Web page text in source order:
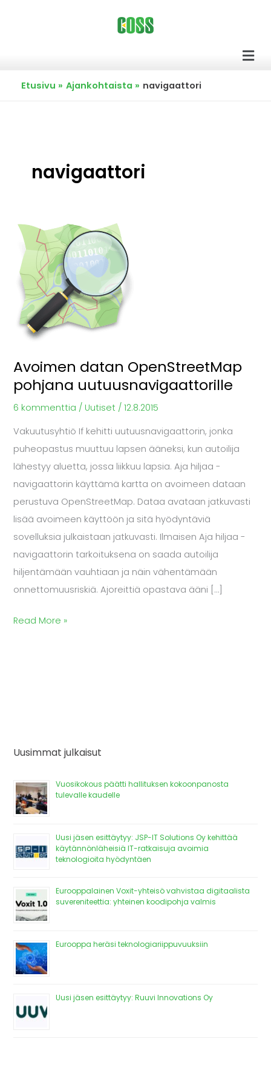
Etusivu Ajankohtaista navigaattori
navigaattori
Avoimen datan OpenStreetMap
pohjana uutuusnavigaattorille
6 kommenttia / Uutiset /12.8.2015
Vakuutusyhtiö If kehitti uutuusnavigaattorin, jonka
puheopastus muuttuu lapsen ääneksi, kun autoilija
lähestyy aluetta, jossa liikkuu lapsia. Aja hiljaa -
navigaattorin käyttämä kartta on avoimeen dataan
perustuva OpenStreetMap. Dataa avataan jatkuvasti
lisää avoimeen käyttöön ja sitä hyödyntäviä
sovelluksia julkaistaan jatkuvasti. Ilmaisen Aja hiljaa -
navigaattorin tarkoituksena on saada autoilija
hiljentämään vauhtiaan ja näin vähentämään
onnettomuusriskiä. Ajoreittiä opastava ääni […]
Avoimen
datan
OpenStreetMap
pohjana
uutuusnavigaattorille
Read More »
Uusimmat julkaisut
Vuosikokous päätti hallituksen kokoonpanosta
tulevalle kaudelle
Uusi jäsen esittäytyy: JSP-IT Solutions Oy kehittää
käytännönläheisiä IT-ratkaisuja avoimia
teknologioita hyödyntäen
Eurooppalainen Voxit-yhteisö vahvistaa digitaalista
suvereniteettia: yhteinen koodipohja valmis
Eurooppa heräsi teknologiariippuvuuksiin
Uusi jäsen esittäytyy: Ruuvi Innovations Oy